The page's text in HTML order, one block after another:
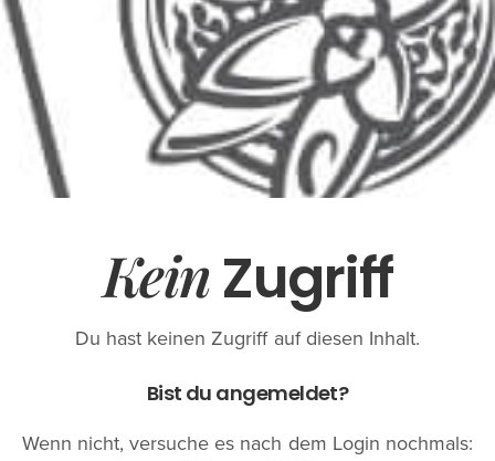
KeinZugriff
Du hast keinen Zugriff auf diesen Inhalt.
Bist du angemeldet?
Wenn nicht, versuche es nach dem Login nochmals: